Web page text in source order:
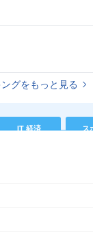
グをもっと見る
IT 経済 ス